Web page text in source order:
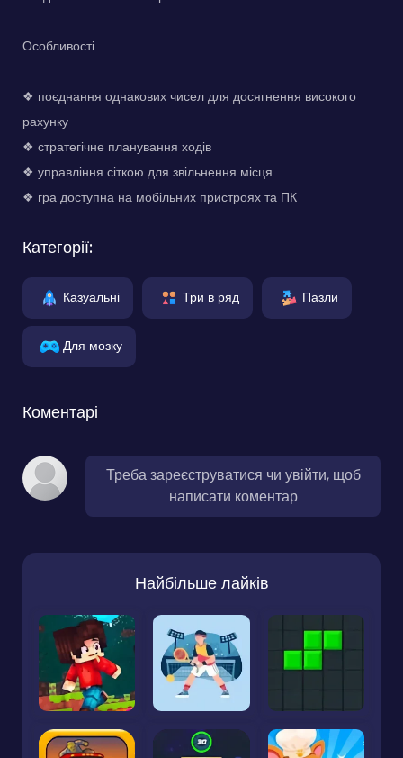
Особливості
❖ поєднання однакових чисел для досягнення високого
рахунку
❖ стратегічне планування ходів
❖ управління сіткою для звільнення місця
❖ гра доступна на мобільних пристроях та ПК
Категорії:
Казуальні Три в ряд Пазли
Для мозку
Коментарі
Треба зареєструватися чи увійти, щоб
написати коментар
Найбільше лайків